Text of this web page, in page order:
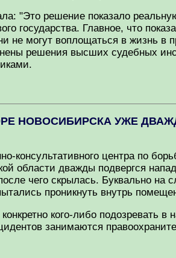
"Это решение показало
государства. Главное, что
могут воплощаться в жизнь в
решения высших судебных
НОВОСИБИРСКА УЖЕ
консультативного центра по
области дважды подвергся
чего скрылась. Буквально
проникнуть внутрь
кого-либо подозревать
занимаются